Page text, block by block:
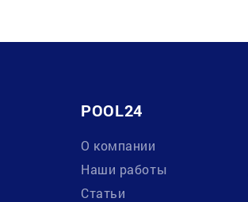
POOL24
О компании
Наши работы
Статьи